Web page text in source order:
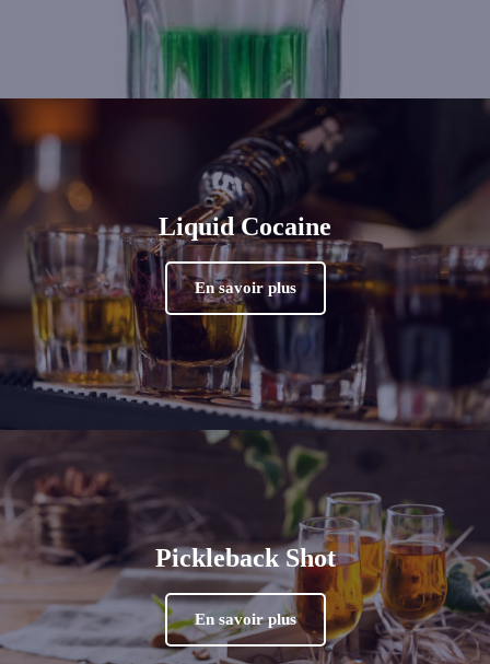
Liquid Cocaine
En savoir plus
Pickleback Shot
En savoir plus